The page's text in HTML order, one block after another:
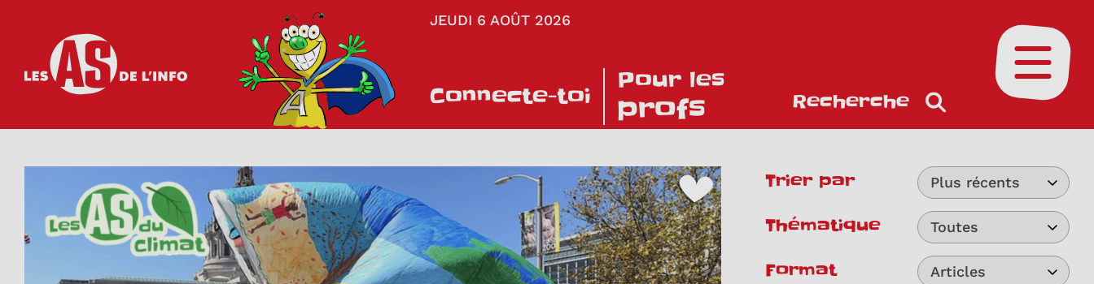
JEUDI 6 AOÛT 2026
Connecte-toi
Pour les
profs Recherche
Ouvrir le
Trier par Plus récents
Thématique Toutes
Format Articles